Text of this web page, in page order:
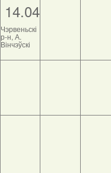
14.04
Чэрвеньскі
р-н, А.
Вінчэўскі